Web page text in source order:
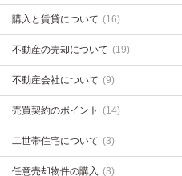
購入と賃貸について (16)
不動産の売却について (19)
不動産会社について (9)
売買契約のポイント (14)
二世帯住宅について (3)
任意売却物件の購入 (3)